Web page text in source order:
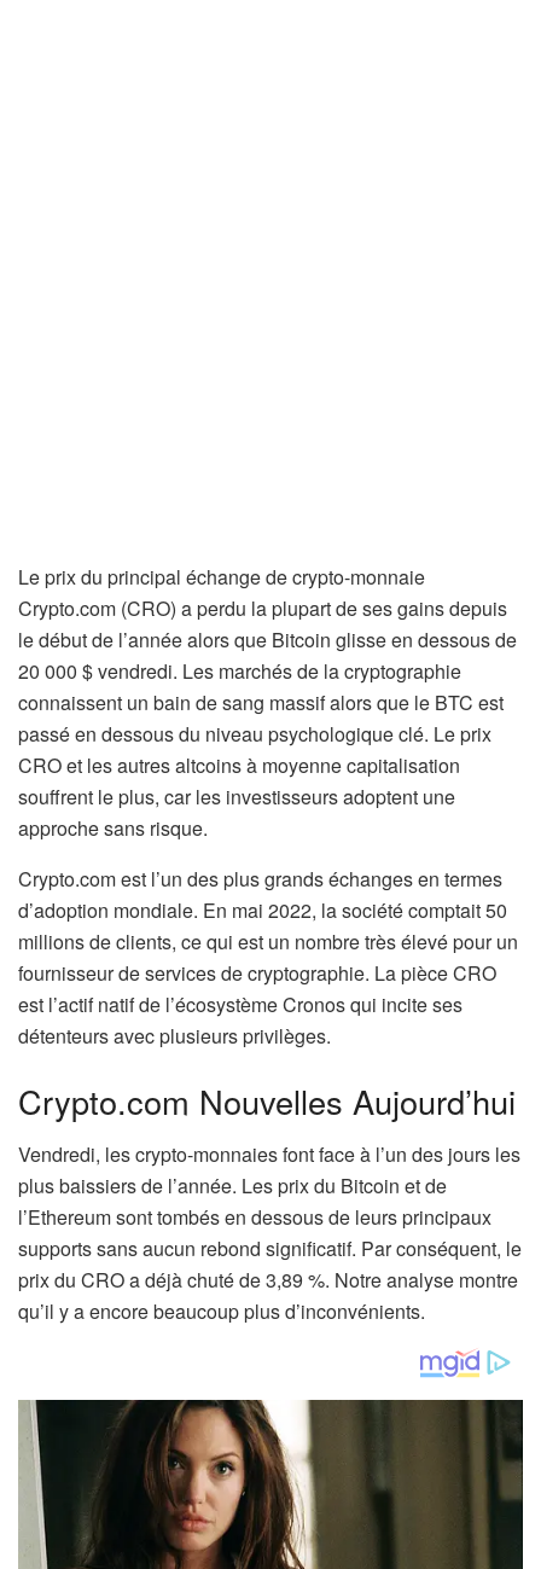
Le prix du principal échange de crypto-monnaie
Crypto.com (CRO) a perdu la plupart de ses gains depuis
le début de l’année alors que Bitcoin glisse en dessous de
20 000 $ vendredi. Les marchés de la cryptographie
connaissent un bain de sang massif alors que le BTC est
passé en dessous du niveau psychologique clé. Le prix
CRO et les autres altcoins à moyenne capitalisation
souffrent le plus, car les investisseurs adoptent une
approche sans risque.
Crypto.com est l’un des plus grands échanges en termes
d’adoption mondiale. En mai 2022, la société comptait 50
millions de clients, ce qui est un nombre très élevé pour un
fournisseur de services de cryptographie. La pièce CRO
est l’actif natif de l’écosystème Cronos qui incite ses
détenteurs avec plusieurs privilèges.
Crypto.com Nouvelles Aujourd’hui
Vendredi, les crypto-monnaies font face à l’un des jours les
plus baissiers de l’année. Les prix du Bitcoin et de
l’Ethereum sont tombés en dessous de leurs principaux
supports sans aucun rebond significatif. Par conséquent, le
prix du CRO a déjà chuté de 3,89 %. Notre analyse montre
qu’il y a encore beaucoup plus d’inconvénients.